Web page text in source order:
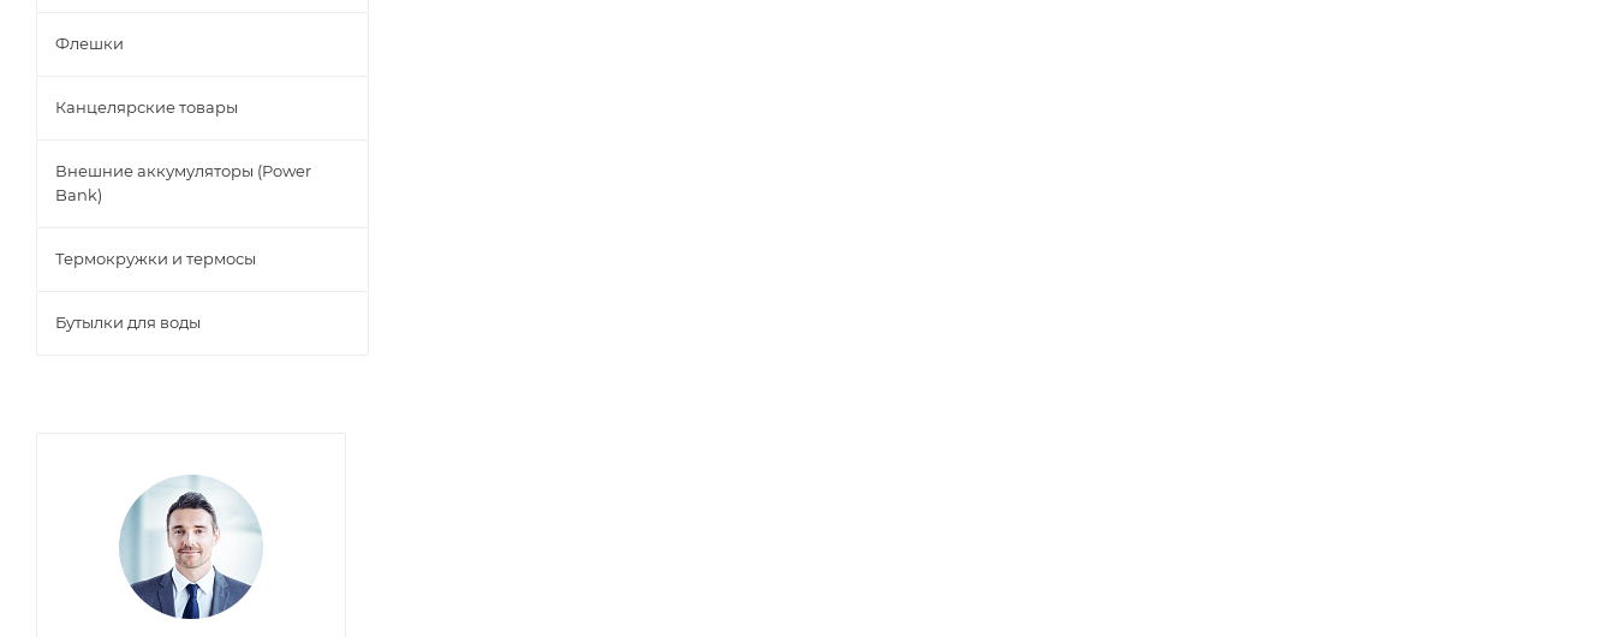
Флешки
Канцелярские товары
Внешние аккумуляторы (Power
Bank)
Термокружки и термосы
Бутылки для воды